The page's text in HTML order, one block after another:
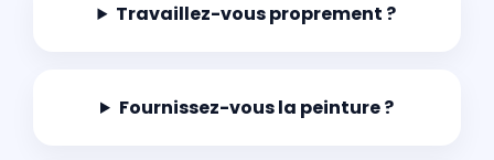
Travaillez-vous proprement ?
Fournissez-vous la peinture ?